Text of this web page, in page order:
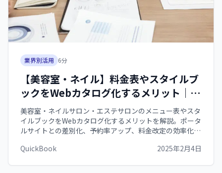
業界別活用 6分
【美容室・ネイル】料金表やスタイルブ
ックをWebカタログ化するメリット｜予
約率アップの秘訣【2026年版】
美容室・ネイルサロン・エステサロンのメニュー表やスタ
イルブックをWebカタログ化するメリットを解説。ポータ
ルサイトとの差別化、予約率アップ、料金改定の効率化な
QuickBook
2025年2月4日